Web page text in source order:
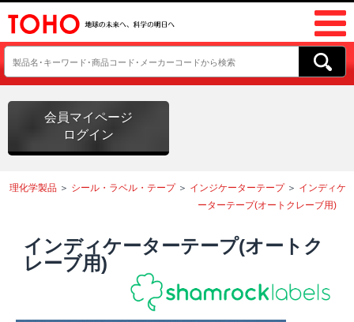
会員マイページ
ログイン
理化学製品 ＞ シール・ラベル・テープ＞ インジケーターテープ＞ インディケ
ーターテープ(オートクレーブ用)
インディケーターテープ(オートク
レーブ用)